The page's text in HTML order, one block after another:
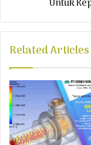
Untuk
Related Articles